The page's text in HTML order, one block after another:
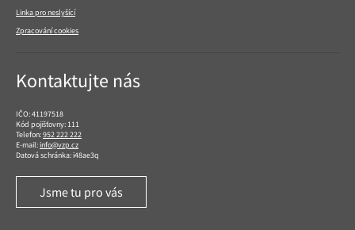
Linka pro neslyšící
Zpracování cookies
Kontaktujte nás
IČO: 41197518
Kód pojišťovny: 111
Telefon:952 222 222
E-mail:info@vzp.cz
Datová schránka: i48ae3q
Jsme tu pro vás